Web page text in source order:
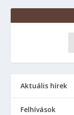
Aktuális hírek
Felhívások